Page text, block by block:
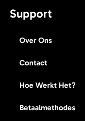
Support
Over Ons
Contact
Hoe Werkt Het?
Betaalmethodes